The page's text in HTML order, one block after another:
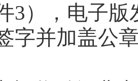
3），电子版
字并加盖公